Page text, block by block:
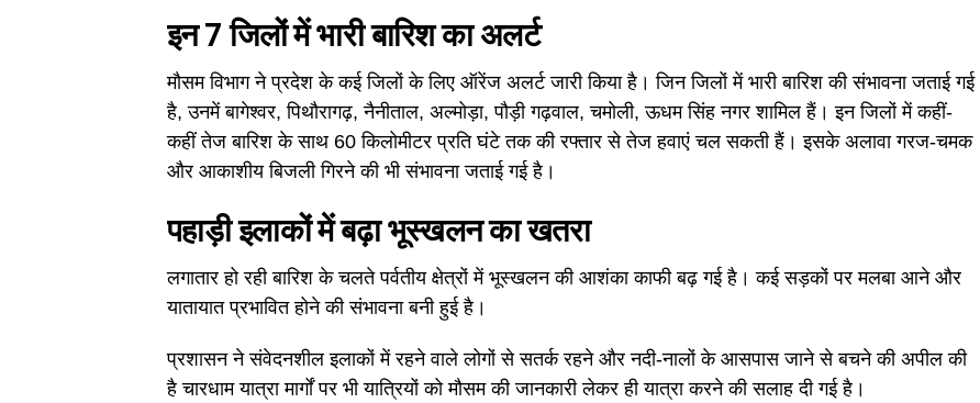
इन 7 जिलों में भारी बारिश का अलर्ट
मौसम विभाग ने प्रदेश के कई जिलों के लिए ऑरेंज अलर्ट जारी किया है। जिन जिलों में भारी बारिश की संभावना जताई गई
है, उनमें बागेश्वर, पिथौरागढ़, नैनीताल, अल्मोड़ा, पौड़ी गढ़वाल, चमोली, ऊधम सिंह नगर शामिल हैं। इन जिलों में कहीं-
कहीं तेज बारिश के साथ 60 किलोमीटर प्रति घंटे तक की रफ्तार से तेज हवाएं चल सकती हैं। इसके अलावा गरज-चमक
और आकाशीय बिजली गिरने की भी संभावना जताई गई है।
पहाड़ी इलाकों में बढ़ा भूस्खलन का खतरा
लगातार हो रही बारिश के चलते पर्वतीय क्षेत्रों में भूस्खलन की आशंका काफी बढ़ गई है। कई सड़कों पर मलबा आने और
यातायात प्रभावित होने की संभावना बनी हुई है।
प्रशासन ने संवेदनशील इलाकों में रहने वाले लोगों से सतर्क रहने और नदी-नालों के आसपास जाने से बचने की अपील की
है चारधाम यात्रा मार्गों पर भी यात्रियों को मौसम की जानकारी लेकर ही यात्रा करने की सलाह दी गई है।